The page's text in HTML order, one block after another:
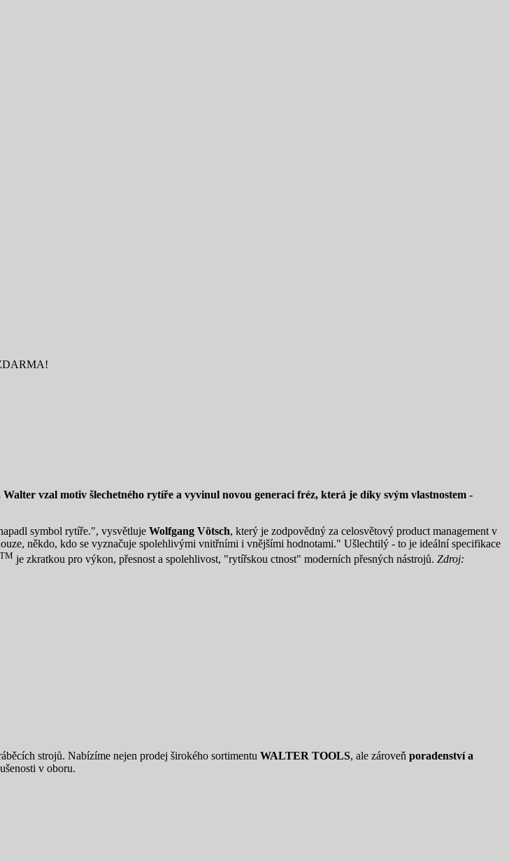
vzal motiv šlechetného rytíře a vyvinul novou generaci fréz, která je díky svým vlastnostem -
symbol rytíře.", vysvětluje Wolfgang Vötsch, který je zodpovědný za celosvětový product management v
někdo, kdo se vyznačuje spolehlivými vnitřními i vnějšími hodnotami." Ušlechtilý - to je ideální specifikace
TM je zkratkou pro výkon, přesnost a spolehlivost, "rytířskou ctnost" moderních přesných nástrojů. Zdroj:
strojů. Nabízíme nejen prodej širokého sortimentu WALTER TOOLS, ale zároveň poradenství a
v oboru.